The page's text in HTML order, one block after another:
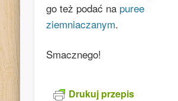
go też podać na puree
ziemniaczanym.
Smacznego!
Drukuj przepis